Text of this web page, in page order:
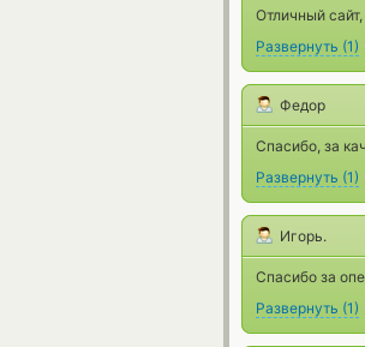
Отличный
Развернуть (1)
Федор
Спасибо, за
Развернуть (1)
Игорь.
Спасибо за
Развернуть (1)